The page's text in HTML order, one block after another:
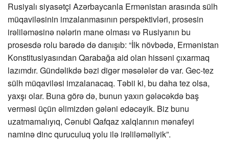
Rusiyalı siyasətçi Azərbaycanla Ermənistan arasında sülh
müqaviləsinin imzalanmasının perspektivləri, prosesin
irəliləməsinə nələrin mane olması və Rusiyanın bu
prosesdə rolu barədə də danışıb: “İlk növbədə, Ermənistan
Konstitusiyasından Qarabağa aid olan hissəni çıxarmaq
lazımdır. Gündəlikdə bəzi digər məsələlər də var. Gec-tez
sülh müqaviləsi imzalanacaq. Təbii ki, bu daha tez olsa,
yaxşı olar. Buna görə də, bunun yaxın gələcəkdə baş
verməsi üçün əlimizdən gələni edəcəyik. Biz bunu
uzatmamalıyıq, Cənubi Qafqaz xalqlarının mənafeyi
naminə dinc quruculuq yolu ilə irəliləməliyik”.